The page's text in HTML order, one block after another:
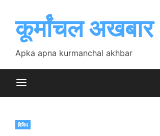
contentकूर्मांचल अखबार
Apka apna kurmanchal akhbar
विविध